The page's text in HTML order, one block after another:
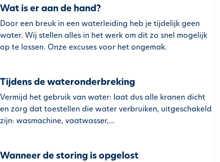
u
g
a
a
Wat is er aan de hand?
Door een breuk in een waterleiding heb je tijdelijk geen
water. Wij stellen alles in het werk om dit zo snel mogelijk
op te lossen. Onze excuses voor het ongemak.
Tijdens de wateronderbreking
Vermijd het gebruik van water: laat dus alle kranen dicht
en zorg dat toestellen die water verbruiken, uitgeschakeld
zijn: wasmachine, vaatwasser,…
Wanneer de storing is opgelost